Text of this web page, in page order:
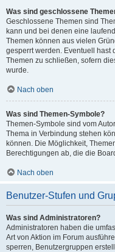
Was sind geschlossene
Geschlossene Themen sind
kann und bei denen eine
Themen können aus vielen
gesperrt werden. Eventuell hast
Themen zu schließen, sofern
wurde.
Nach oben
Was sind Themen-Symbole?
Themen-Symbole sind vom
Thema in Verbindung stehen
können. Die Möglichkeit,
Berechtigungen ab, die die
Nach oben
Benutzer-Stufen und
Was sind Administratoren?
Administratoren haben die
Art von Aktion im Forum
sperren, Benutzergruppen